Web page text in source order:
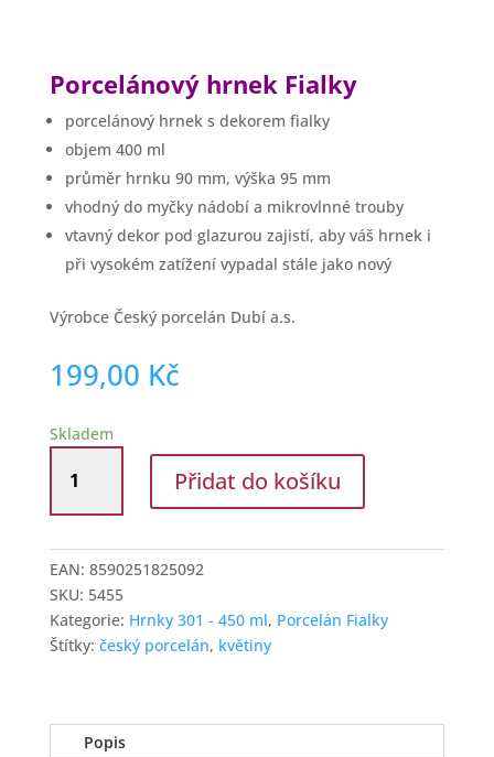
Porcelánový hrnek Fialky
porcelánový hrnek s dekorem fialky
objem 400 ml
průměr hrnku 90 mm, výška 95 mm
vhodný do myčky nádobí a mikrovlnné trouby
vtavný dekor pod glazurou zajistí, aby váš hrnek i
při vysokém zatížení vypadal stále jako nový
Výrobce Český porcelán Dubí a.s.
199,00 Kč
Skladem
hrnek
400
Fialky
množství
Přidat do košíku
EAN: 8590251825092
SKU: 5455
Kategorie: Hrnky 301 - 450 ml, Porcelán Fialky
Štítky: český porcelán, květiny
Popis